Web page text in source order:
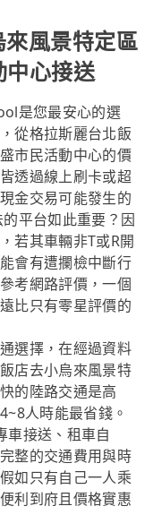
風景特定區
中心接送
是您最安心的選
從格拉斯麗台北飯
市民活動中心的價
透過線上刷卡或超
金交易可能發生的
平台如此重要？因
若其車輛非T或R開
會有遭攔檢中斷行
考網路評價，一個
比只有零星評價的
選擇，在經過資料
店去小烏來風景特
的陸路交通是高
人時能最省錢。
車接送、租車自
整的交通費用與時
如只有自己一人乘
利到府且價格實惠